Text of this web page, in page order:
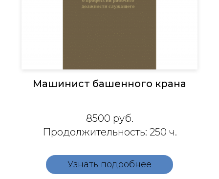
Машинист башенного крана
8500 руб.
Продолжительность: 250 ч.
Узнать подробнее